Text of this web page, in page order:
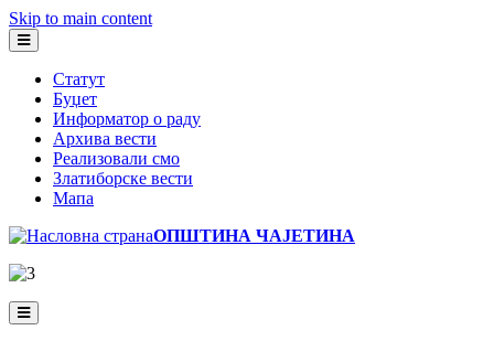
Skip to main content
Статут
Буџет
Информатор о раду
Архива вести
Реализовали смо
Златиборске вести
Мапа
ОПШТИНА ЧАЈЕТИНА